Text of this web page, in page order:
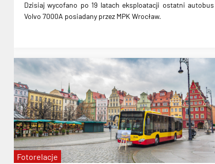
Dzisiaj wycofano po 19 latach eksploatacji ostatni autobus
Volvo 7000A posiadany przez MPK Wrocław.
Fotorelacje